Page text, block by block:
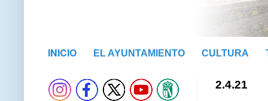
INICIO EL AYUNTAMIENTO CULTURA
2.4.21